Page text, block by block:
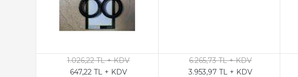
1.026,22 TL + KDV
647,22 TL + KDV
6.265,73 TL + KDV
3.953,97 TL + KDV